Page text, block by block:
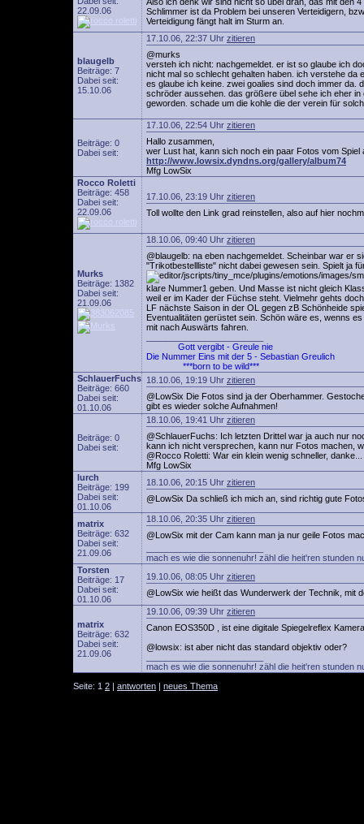
22.09.06
Schlimmer ist da Problem bei unseren Verteidigern,
Verteidigung fängt halt im Sturm an.
blaugelb
Beiträge: 7
Dabei seit:
15.10.06
17.10.06, 22:37 Uhr zitieren
@murks
versteh ich nicht: nachgemeldet. er ist so glaube ich
nicht mal so schlecht gehalten haben. ich verstehe da
es glaube ich keine. zwei goalies sind doch immer da.
schröder aussehen. das größere übel sehe ich eher
geworden. schade um die kohle die der verein für
Beiträge: 0
Dabei seit:
17.10.06, 22:54 Uhr zitieren
Hallo zusammen,
wer Lust hat, kann sich noch ein paar Fotos vom Spiel
http://www.lowsix.dyndns.org/gallery/album74
Mfg LowSix
Rocco Roletti
Beiträge: 458
Dabei seit:
22.09.06
17.10.06, 23:19 Uhr zitieren
Toll wollte den Link grad reinstellen, also auf hier
Murks
Beiträge: 1382
Dabei seit:
21.09.06
18.10.06, 09:40 Uhr zitieren
@blaugelb: na eben nachgemeldet. Scheinbar war er
"Trikotbestellliste" nicht dabei gewesen sein. Spielt ja
klare Nummer1 geben. Und Masse ist nicht gleich
weil er im Kader der Füchse steht. Vielmehr gehts
LF nächste Saison in der OL gegen zB Schönheide
Eventualitäten gerüstet sein. Schön wäre es, wenns
mit nach Auswärts fahren.
Gott vergibt - Greule nie
Die Nummer Eins mit der 5 - Sebastian Greulich
***born to be wild***
SchlauerFuchs
Beiträge: 660
Dabei seit:
01.10.06
18.10.06, 19:19 Uhr zitieren
@LowSix Die Fotos sind ja der Oberhammer.
gibt es wieder solche Aufnahmen!
Beiträge: 0
Dabei seit:
18.10.06, 19:41 Uhr zitieren
@SchlauerFuchs: Ich letzten Drittel war ja auch nur
kann ich nicht versprechen, kann nur Fotos machen,
@Rocco Roletti: War ein klein wenig schneller, danke...
Mfg LowSix
lurch
Beiträge: 199
Dabei seit:
01.10.06
18.10.06, 20:15 Uhr zitieren
@LowSix Da schließ ich mich an, sind richtig gute
matrix
Beiträge: 632
Dabei seit:
21.09.06
18.10.06, 20:35 Uhr zitieren
@LowSix mit der Cam kann man ja nur geile Fotos
mach es wie die sonnenuhr! zähl die heit'ren stunden
Torsten
Beiträge: 17
Dabei seit:
01.10.06
19.10.06, 08:05 Uhr zitieren
@LowSix wie heißt das Wunderwerk der Technik, mit
matrix
Beiträge: 632
Dabei seit:
21.09.06
19.10.06, 09:39 Uhr zitieren
Canon EOS350D , ist eine digitale Spiegelreflex
@lowsix: ist aber nicht das standard objektiv oder?
mach es wie die sonnenuhr! zähl die heit'ren stunden
Seite: 1 2 | antworten | neues Thema